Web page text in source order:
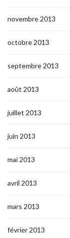
novembre 2013
octobre 2013
septembre 2013
août 2013
juillet 2013
juin 2013
mai 2013
avril 2013
mars 2013
février 2013